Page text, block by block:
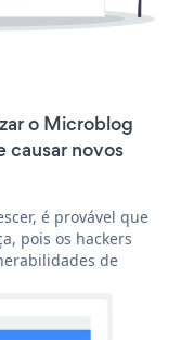
o Microblog
causar novos
é provável que
pois os hackers
de